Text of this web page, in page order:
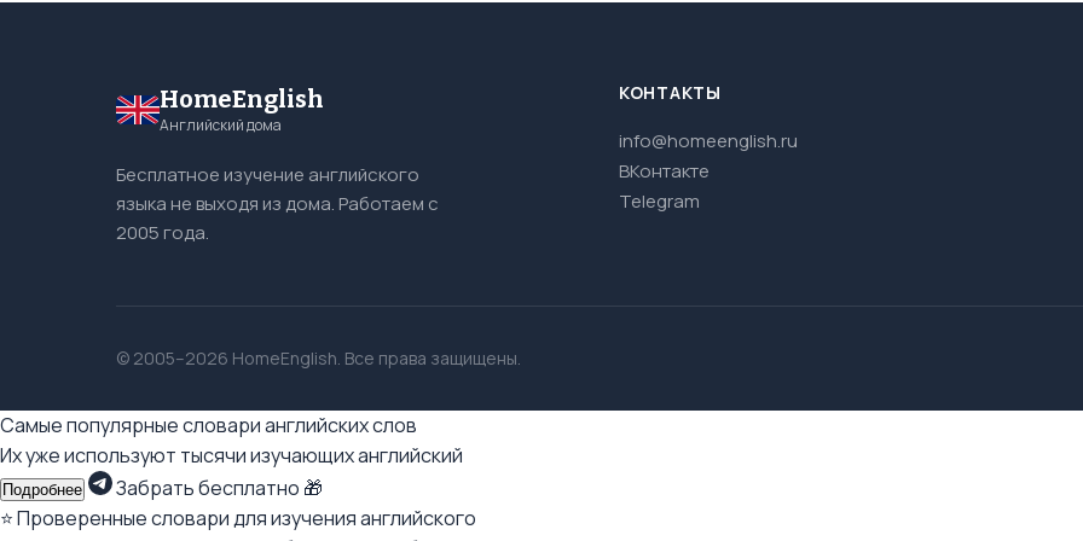
HomeEnglish
Английский дома
Бесплатное изучение английского
языка не выходя из дома. Работаем с
2005 года.
КОНТАКТЫ
info@homeenglish.ru
ВКонтакте
Telegram
© 2005–2026 HomeEnglish. Все права защищены.
Самые популярные словари английских слов
Их уже используют тысячи изучающих английский
Подробнее
Забрать бесплатно 🎁
⭐ Проверенные словари для изучения английского